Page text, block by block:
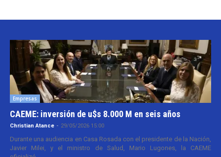
Empresas
CAEME: inversión de u$s 8.000 M en seis años
Christian Atance - 29/05/2026 15:00
Durante una audiencia en Casa Rosada con el presidente de la Nación,
Javier Milei, y el ministro de Salud, Mario Lugones, la CAEME